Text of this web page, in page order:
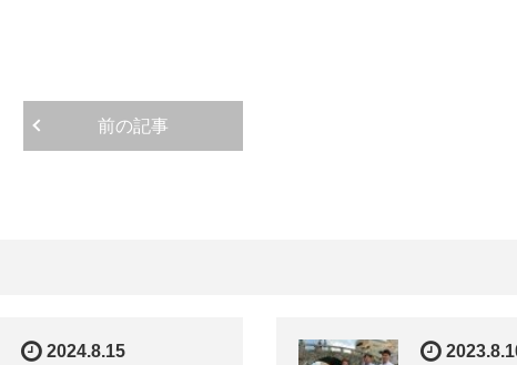
前の記事
2024.8.15